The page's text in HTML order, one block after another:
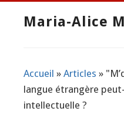
Maria-Alice
Vous êtes ici
Accueil » Articles »
langue étrangère
intellectuelle ?